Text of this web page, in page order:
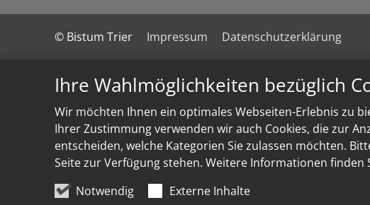
Ihre Wahlmöglichkeiten bezüglich
Wir möchten Ihnen ein optimales Webseiten-Erlebnis zu
Ihrer Zustimmung verwenden wir auch Cookies, die zur
entscheiden, welche Kategorien Sie zulassen möchten.
Seite zur Verfügung stehen. Weitere Informationen finden
Notwendig
Externe Inhalte
© Bistum Trier Impressum Datenschutzerklärung